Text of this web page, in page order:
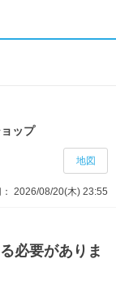
ップ
2026/08/20(木) 23:55
地図
必要がありま